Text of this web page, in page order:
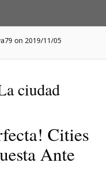
on 2019/11/05
ciudad
Cities
Ante